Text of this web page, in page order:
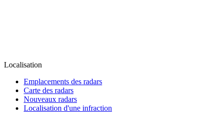
Localisation
Emplacements des radars
Carte des radars
Nouveaux radars
Localisation d'une infraction